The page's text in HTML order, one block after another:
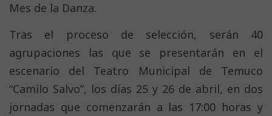
Mes de la Danza.
Tras el proceso de selección, serán 40
agrupaciones las que se presentarán en el
escenario del Teatro Municipal de Temuco
“Camilo Salvo”, los días 25 y 26 de abril, en dos
jornadas que comenzarán a las 17:00 horas y